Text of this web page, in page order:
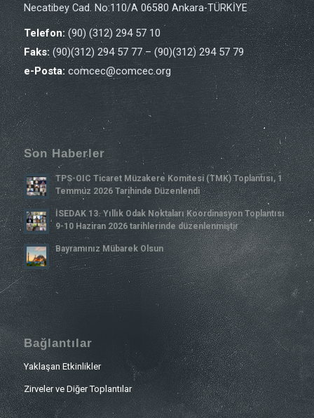
Necatibey Cad. No:110/A 06580 Ankara-TÜRKİYE
Telefon:(90) (312) 294 57 10
Faks:(90)(312) 294 57 77 – (90)(312) 294 57 79
e-Posta:comcec@comcec.org
Son Haberler
TPS-OIC Ticaret Müzakere Komitesi (TMK) Toplantısı, 1
Temmuz 2026 Tarihinde Düzenlendi
İSEDAK 13. Yıllık Odak Noktaları Koordinasyon Toplantısı
9-10 Haziran 2026 tarihlerinde düzenlenmiştir
Bayramınız Mübarek Olsun
Bağlantılar
Yaklaşan Etkinlikler
Zirveler ve Diğer Toplantılar